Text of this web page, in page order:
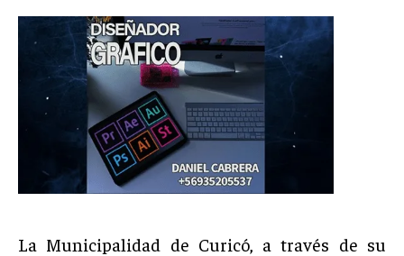
La Municipalidad de Curicó, a través de su